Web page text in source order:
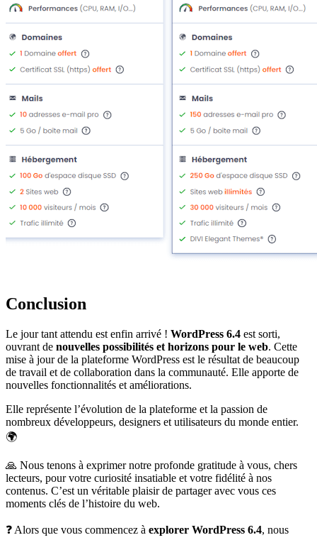
Conclusion
Le jour tant attendu est enfin arrivé ! WordPress 6.4 est sorti,
ouvrant de nouvelles possibilités et horizons pour le web. Cette
mise à jour de la plateforme WordPress est le résultat de beaucoup
de travail et de collaboration dans la communauté. Elle apporte de
nouvelles fonctionnalités et améliorations.
Elle représente l’évolution de la plateforme et la passion de
nombreux développeurs, designers et utilisateurs du monde entier.
🌍
🙏 Nous tenons à exprimer notre profonde gratitude à vous, chers
lecteurs, pour votre curiosité insatiable et votre fidélité à nos
contenus. C’est un véritable plaisir de partager avec vous ces
moments clés de l’histoire du web.
❓ Alors que vous commencez à explorer WordPress 6.4, nous